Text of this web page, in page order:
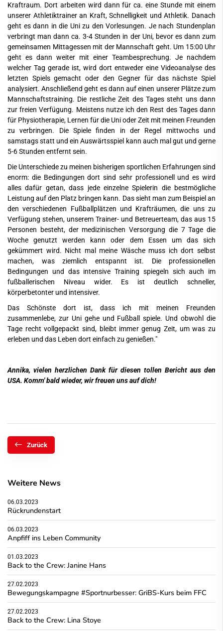
Kraftraum. Dort arbeiten wird dann für ca. eine Stunde mit einem
unserer Athletiktrainer an Kraft, Schnelligkeit und Athletik. Danach
geht es dann in die Uni zu den Vorlesungen. Je nach Stundenplan
verbringt man dann ca. 3-4 Stunden in der Uni, bevor es dann zum
gemeinsamen Mittagessen mit der Mannschaft geht. Um 15:00 Uhr
geht es dann weiter mit einer Teambesprechung. Je nachdem
welcher Tag gerade ist, wird dort entweder eine Videoanalyse des
letzten Spiels gemacht oder den Gegner für das nächste Spiel
analysiert. Anschließend geht es dann auf einen unserer Plätze zum
Mannschaftstraining. Die restliche Zeit des Tages steht uns dann
zur freien Verfügung. Meistens nutze ich den Rest des Tages dann
für Physiotherapie, Lernen für die Uni oder Zeit mit meinen Freunden
zu verbringen. Die Spiele finden in der Regel mittwochs und
samstags statt und ein Auswärtsspiel kann auch mal gut und gerne
5-6 Stunden entfernt sein.
Die Unterschiede zu meinen bisherigen sportlichen Erfahrungen sind
enorm: die Bedingungen dort sind sehr professionell und es wird
alles dafür getan, dass jede einzelne Spielerin die bestmögliche
Leistung auf den Platz bringen kann. Das sieht man zum Beispiel an
den verschiedenen Fußballplätzen und Krafträumen, die uns zu
Verfügung stehen, unserem Trainer- und Betreuerteam, das aus 15
Personen besteht, der medizinischen Versorgung die 7 Tage die
Woche genutzt werden kann oder dem Essen um das sich
gekümmert wird. Nicht mal meine Wäsche muss ich dort selbst
machen, was ziemlich entspannt ist. Die professionellen
Bedingungen und das intensive Training spiegeln sich auch im
fußballerischen Niveau wider. Es ist deutlich schneller,
körperbetonter und intensiver.
Das Schönste dort ist, dass ich mit meinen Freunden
zusammenlebe, zur Uni gehe und Fußball spiele. Und obwohl die
Tage recht vollgepackt sind, bleibt immer genug Zeit, um was zu
erleben und das Leben dort einfach zu genießen."
Annika, vielen herzlichen Dank für diesen tollen Bericht aus den
USA. Komm' bald wieder, wir freuen uns auf dich!
Zurück
Weitere News
06.03.2023
Rückrundenstart
06.03.2023
Anpfiff ins Leben Community
01.03.2023
Back to the Crew: Janine Hans
27.02.2023
Bewegungskampagne #Sportnurbesser: GriBS-Kurs beim FFC
27.02.2023
Back to the Crew: Lina Stoye